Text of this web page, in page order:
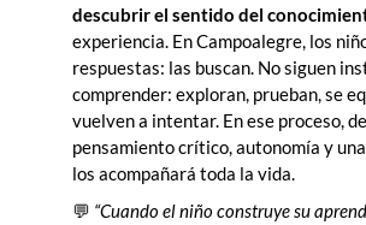
descubrir el sentido del
experiencia. En Campoalegre, los
respuestas: las buscan. No siguen
comprender: exploran, prueban, se
vuelven a intentar. En ese proceso,
pensamiento crítico, autonomía y
los acompañará toda la vida.
💬 “Cuando el niño construye su